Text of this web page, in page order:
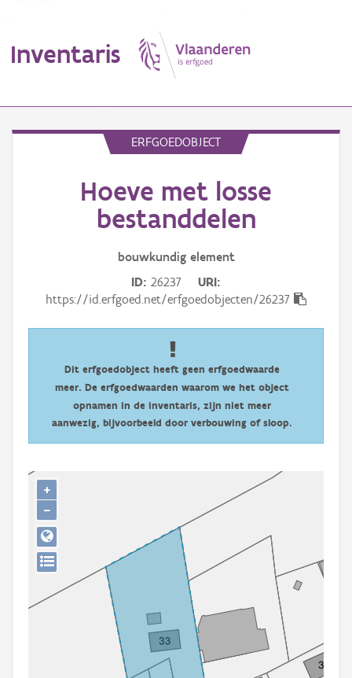
Inventaris
Aanduidingsobject
Gebeurtenis
Downloads
Hergebruik
ERFGOEDOBJECT
Hoeve met losse
bestanddelen
bouwkundig element
ID 26237
URI
https://id.erfgoed.net/erfgoedobjecten/26237
Dit erfgoedobject heeft geen erfgoedwaarde
meer. De erfgoedwaarden waarom we het object
opnamen in de inventaris, zijn niet meer
aanwezig, bijvoorbeeld door verbouwing of sloop.
+
−